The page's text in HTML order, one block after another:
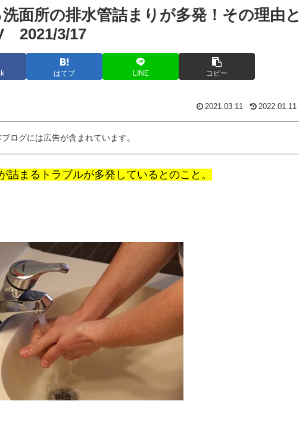
面所の排水管詰まりが多発！その理由と
2021/3/17
はてブ LINE コピー
2021.03.11 2022.01.11
ログには広告が含まれています。
まるトラブルが多発しているとのこと。